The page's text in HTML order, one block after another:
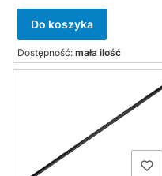
Do koszyka
Dostępność: mała ilość